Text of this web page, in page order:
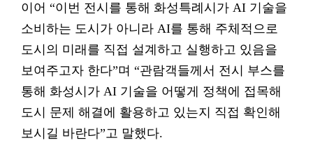
이어 “이번 전시를 통해 화성특례시가 AI 기술을
소비하는 도시가 아니라 AI를 통해 주체적으로
도시의 미래를 직접 설계하고 실행하고 있음을
보여주고자 한다”며 “관람객들께서 전시 부스를
통해 화성시가 AI 기술을 어떻게 정책에 접목해
도시 문제 해결에 활용하고 있는지 직접 확인해
보시길 바란다”고 말했다.